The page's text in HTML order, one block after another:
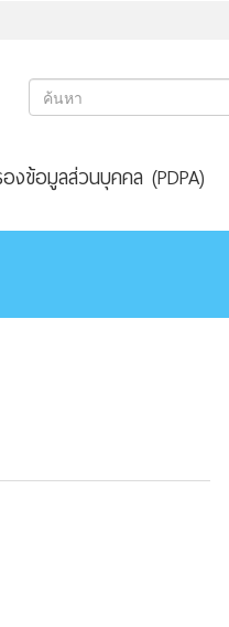
งข้อมูลส่วนบุคคล (PDPA)